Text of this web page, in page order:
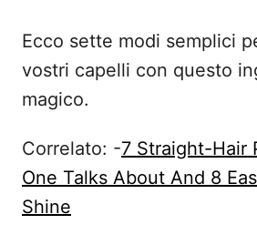
Ecco sette modi semplici
vostri capelli con questo
magico.
Correlato: -7 Straight-Hair
One Talks About And 8
Shine